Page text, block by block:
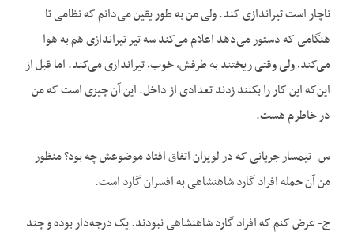
ناچار است تیراندازی کند. ولی من به طور یقین می‌دانم که نظامی تا
هنگامی که دستور می‌دهد اعلام می‌کند سه تیر تیراندازی هم به هوا
می‌کند، ولی وقتی ریختند به طرفش، خوب، تیراندازی می‌کند. اما قبل از
این‌که این کار را بکنند زدند تعدادی از داخل. این آن چیزی است که من
در خاطرم هست.
س- تیمسار جریانی که در لویزان اتفاق افتاد موضوعش چه بود؟ منظور
من آن حمله افراد گارد شاهنشاهی به افسران گارد است.
ج- عرض کنم که افراد گارد شاهنشاهی نبودند. یک درجه‌دار بوده و چند